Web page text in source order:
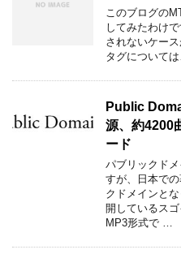
このブログの
してみたわけ
されないケー
タグについて
Public
源、約4200
ード
パブリックド
すが、日本で
クドメインと
開しているス
MP3形式で …